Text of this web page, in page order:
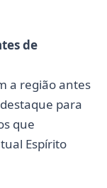
de
a região antes
para
que
Espírito